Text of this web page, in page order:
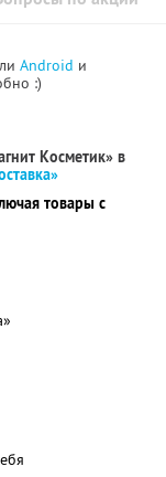
Android и
:)
Косметик» в
товары с